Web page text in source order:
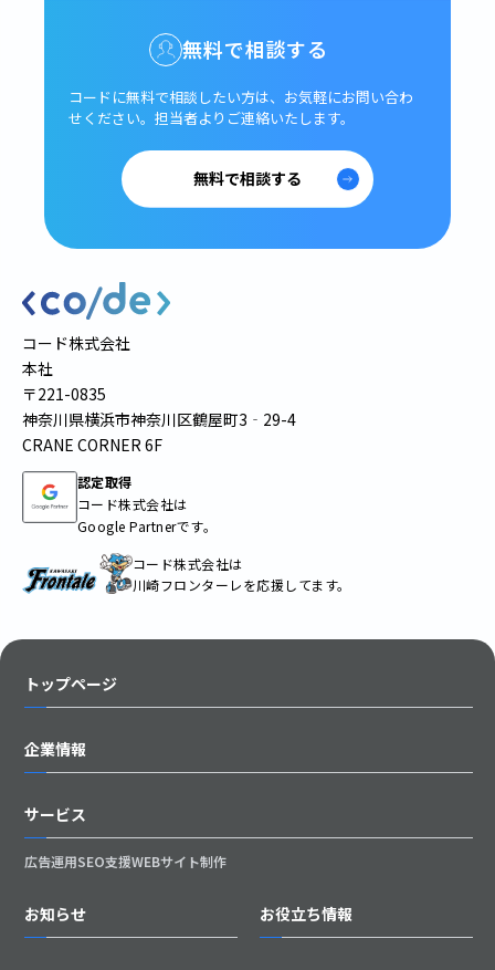
無料で相談する
コードに無料で相談したい方は、 お気軽にお問い合わ
せください。 担当者よりご連絡いたします。
無料で相談する
コード株式会社
本社
〒221-0835
神奈川県横浜市神奈川区鶴屋町3‐29-4
CRANE CORNER 6F
認定取得
コード株式会社は
Google Partnerです。
コード株式会社は
川崎フロンターレを応援してます。
トップページ
企業情報
サービス
広告運用SEO支援WEBサイト制作
お知らせ お役立ち情報